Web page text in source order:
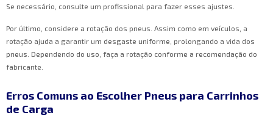
Se necessário, consulte um profissional para fazer esses ajustes.
Por último, considere a rotação dos pneus. Assim como em veículos, a
rotação ajuda a garantir um desgaste uniforme, prolongando a vida dos
pneus. Dependendo do uso, faça a rotação conforme a recomendação do
fabricante.
Erros Comuns ao Escolher Pneus para Carrinhos
de Carga